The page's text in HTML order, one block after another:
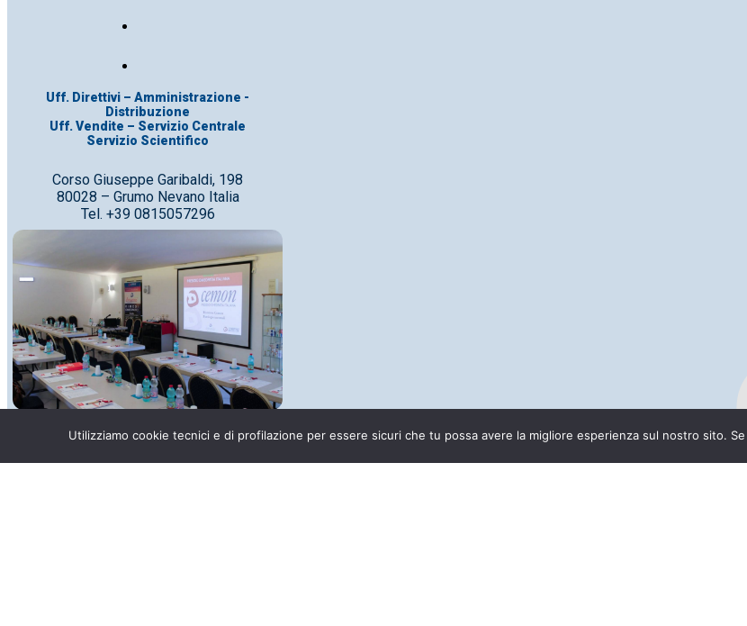
Uff. Direttivi – Amministrazione -
Distribuzione
Uff. Vendite – Servizio Centrale
Servizio Scientifico
Corso Giuseppe Garibaldi, 198
80028 – Grumo Nevano Italia
Tel. +39 0815057296
Utilizziamo cookie tecnici e di profilazione per essere sicuri che tu possa avere la migliore esperienza sul nostro sito.